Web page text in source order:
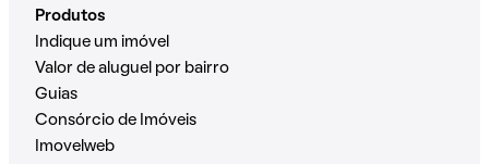
Produtos
Indique um imóvel
Valor de aluguel por bairro
Guias
Consórcio de Imóveis
Imovelweb